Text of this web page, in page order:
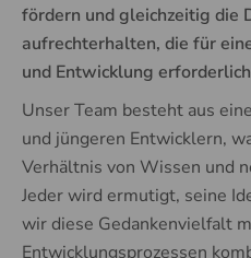
fördern und gleichzeitig die
aufrechterhalten, die für
und Entwicklung
Unser Team besteht aus
und jüngeren Entwicklern,
Verhältnis von Wissen und
Jeder wird ermutigt, seine
wir diese Gedankenvielfalt
Entwicklungsprozessen